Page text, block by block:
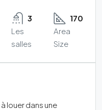
3
Les
salles
170
Area
Size
louer dans une